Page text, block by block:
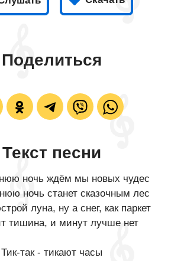
Поделиться
Текст песни
ночь ждём мы новых чудес
ночь станет сказочным лес
луна, ну а снег, как паркет
тишина, и минут лучше нет
Тик-так - тикают часы